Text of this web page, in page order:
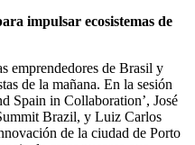
impulsar ecosistemas de
emprendedores de Brasil y
de la mañana. En la sesión
Spain in Collaboration’, José
Brazil, y Luiz Carlos
de la ciudad de Porto